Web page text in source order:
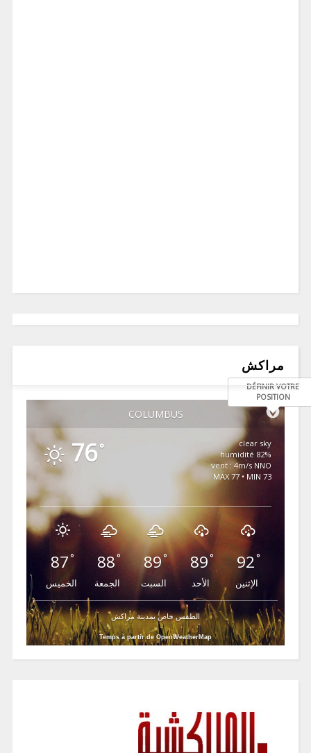
مراكش
COLUMBUS
DÉFINIR VOTRE
POSITION
76 °
clear sky
82% humidité
vent : 4m/s NNO
MAX 77 • MIN 73
87°
الخميس
88°
الجمعة
89°
السبت
89°
الأحد
92°
الإثنين
الطقس خاص بمدينة مراكش
Temps à partir de OpenWeatherMap